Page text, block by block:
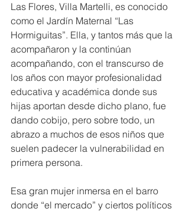
Las Flores, Villa Martelli, es conocido
como el Jardín Maternal “Las
Hormiguitas”. Ella, y tantos más que la
acompañaron y la continúan
acompañando, con el transcurso de
los años con mayor profesionalidad
educativa y académica donde sus
hijas aportan desde dicho plano, fue
dando cobijo, pero sobre todo, un
abrazo a muchos de esos niños que
suelen padecer la vulnerabilidad en
primera persona.
Esa gran mujer inmersa en el barro
donde “el mercado” y ciertos políticos